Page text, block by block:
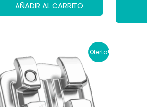
era:
29,70 €.
es:
10,00 €.
AÑADIR AL CARRITO
¡Oferta!